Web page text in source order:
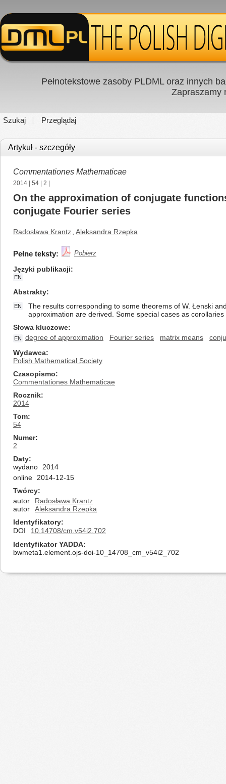
Pełnotekstowe zasoby PLDML oraz innych
Zapraszamy
Szukaj Przeglądaj
Artykuł - szczegóły
Commentationes Mathematicae
2014 54 2
On the approximation of conjugate
conjugate Fourier series
Radosława Krantz Aleksandra Rzepka
Pełne teksty: Pobierz
Języki publikacji
EN
Abstrakty
EN
The results corresponding to some theorems of W. Łenski
approximation are derived. Some special cases as
Słowa kluczowe
EN degree of approximation Fourier series matrix means
Wydawca
Polish Mathematical Society
Czasopismo
Commentationes Mathematicae
Rocznik
2014
Tom
54
Numer
2
Daty
wydano
2014
online
2014-12-15
Twórcy
autor
Radosława Krantz
autor
Aleksandra Rzepka
Identyfikatory
DOI
10.14708/cm.v54i2.702
Identyfikator YADDA
bwmeta1.element.ojs-doi-10_14708_cm_v54i2_702